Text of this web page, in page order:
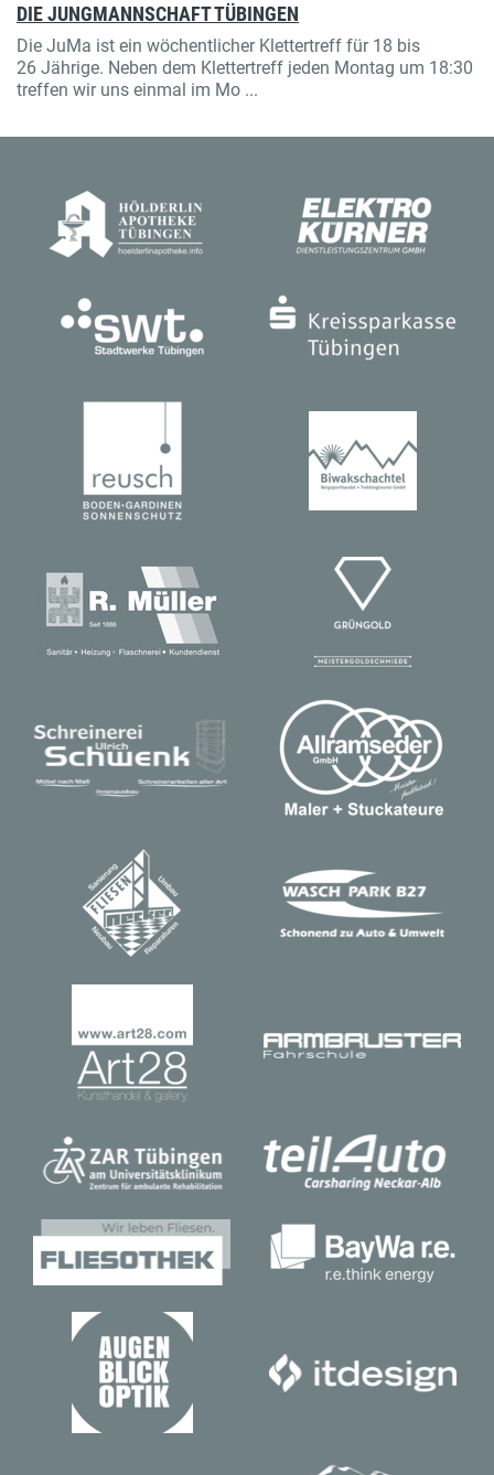
DIE JUNGMANNSCHAFT TÜBINGEN
Die JuMa ist ein wöchentlicher Klettertreff für 18 bis
26 Jährige. Neben dem Klettertreff jeden Montag um 18:30
treffen wir uns einmal im Mo ...